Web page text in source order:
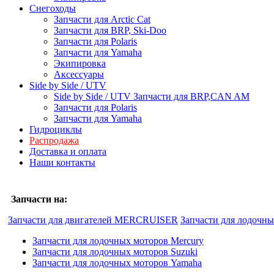
Снегоходы
Запчасти для Arctic Cat
Запчасти для BRP, Ski-Doo
Запчасти для Polaris
Запчасти для Yamaha
Экипировка
Аксессуары
Side by Side / UTV
Side by Side / UTV Запчасти для BRP,CAN AM
Запчасти для Polaris
Запчасти для Yamaha
Гидроциклы
Распродажа
Доставка и оплата
Наши контакты
Запчасти на:
Запчасти для двигателей MERCRUISER Запчасти для
Запчасти для лодочных моторов Mercury
Запчасти для лодочных моторов Suzuki
Запчасти для лодочных моторов Yamaha